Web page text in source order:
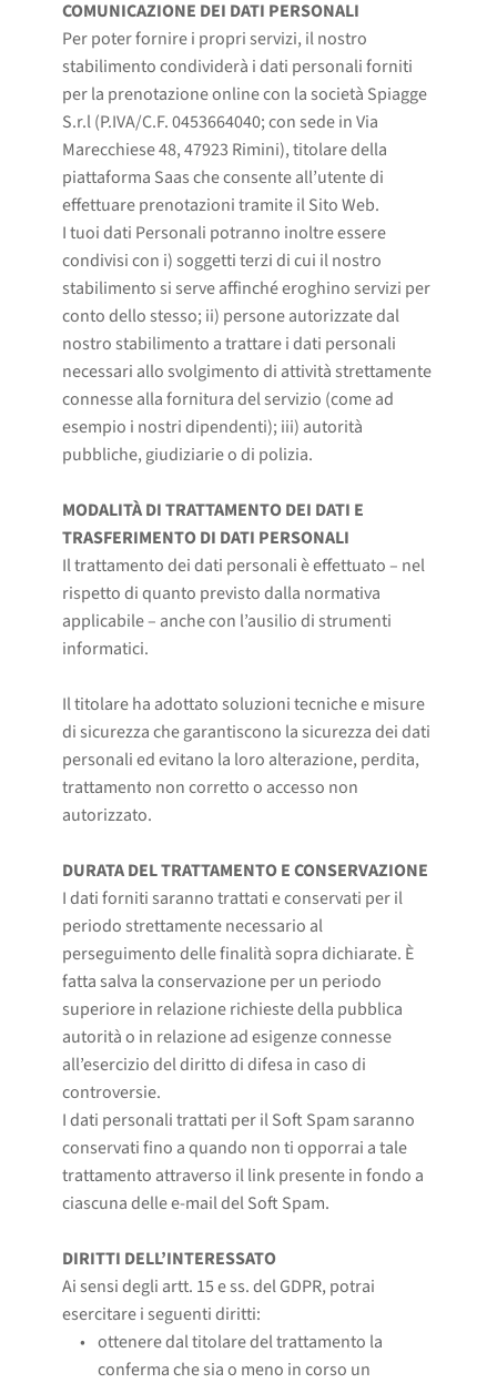
COMUNICAZIONE DEI DATI PERSONALI
Per poter fornire i propri servizi, il nostro
stabilimento condividerà i dati personali forniti
per la prenotazione online con la società Spiagge
S.r.l (P.IVA/C.F. 0453664040; con sede in Via
Marecchiese 48, 47923 Rimini), titolare della
piattaforma Saas che consente all’utente di
effettuare prenotazioni tramite il Sito Web.
I tuoi dati Personali potranno inoltre essere
condivisi con i) soggetti terzi di cui il nostro
stabilimento si serve affinché eroghino servizi per
conto dello stesso; ii) persone autorizzate dal
nostro stabilimento a trattare i dati personali
necessari allo svolgimento di attività strettamente
connesse alla fornitura del servizio (come ad
esempio i nostri dipendenti); iii) autorità
pubbliche, giudiziarie o di polizia.
MODALITÀ DI TRATTAMENTO DEI DATI E
TRASFERIMENTO DI DATI PERSONALI
Il trattamento dei dati personali è effettuato – nel
rispetto di quanto previsto dalla normativa
applicabile – anche con l’ausilio di strumenti
informatici.
Il titolare ha adottato soluzioni tecniche e misure
di sicurezza che garantiscono la sicurezza dei dati
personali ed evitano la loro alterazione, perdita,
trattamento non corretto o accesso non
autorizzato.
DURATA DEL TRATTAMENTO E CONSERVAZIONE
I dati forniti saranno trattati e conservati per il
periodo strettamente necessario al
perseguimento delle finalità sopra dichiarate. È
fatta salva la conservazione per un periodo
superiore in relazione richieste della pubblica
autorità o in relazione ad esigenze connesse
all’esercizio del diritto di difesa in caso di
controversie.
I dati personali trattati per il Soft Spam saranno
conservati fino a quando non ti opporrai a tale
trattamento attraverso il link presente in fondo a
ciascuna delle e-mail del Soft Spam.
DIRITTI DELL’INTERESSATO
Ai sensi degli artt. 15 e ss. del GDPR, potrai
esercitare i seguenti diritti:
ottenere dal titolare del trattamento la
conferma che sia o meno in corso un